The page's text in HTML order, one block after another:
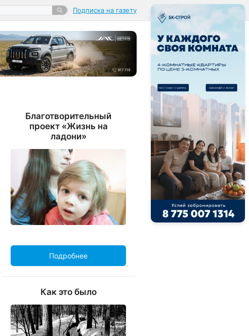
Подписка на газету
Благотворительный
проект «Жизнь на
ладони»
Подробнее
Как это было